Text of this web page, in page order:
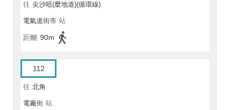
往 尖沙咀(麼地道)(循環線)
電氣道街市 站
距離 90m
112
往 北角
電廠街 站